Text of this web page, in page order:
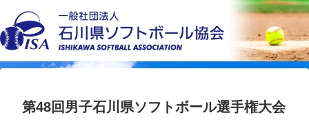
第48回男子石川県ソフトボール選手権大会